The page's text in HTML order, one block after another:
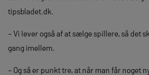
tipsbladet.dk.
– Vi lever også af at sælge spillere, så det
gang imellem.
– Og så er punkt tre, at når man får noget